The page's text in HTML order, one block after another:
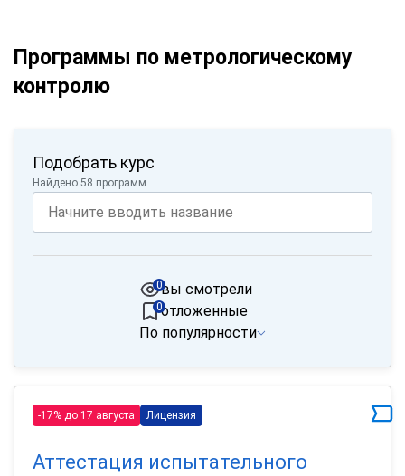
Программы по метрологическому
контролю
Подобрать курс
Найдено 58 программ
вы смотрели
0
отложенные
0
По популярности
-17% до 17 августа Лицензия
Аттестация испытательного